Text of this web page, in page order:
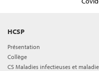
HCSP
Présentation
Collège
CS Maladies infectieuses et